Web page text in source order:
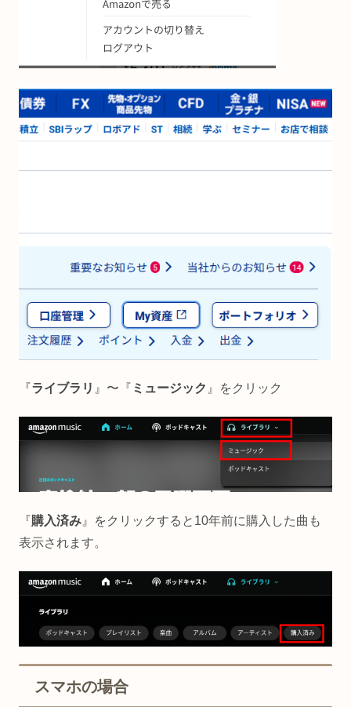
『ライブラリ 』〜『 ミュージック 』をクリック
『購入済み 』をクリックすると10年前に購入した曲も
表示されます。
スマホの場合